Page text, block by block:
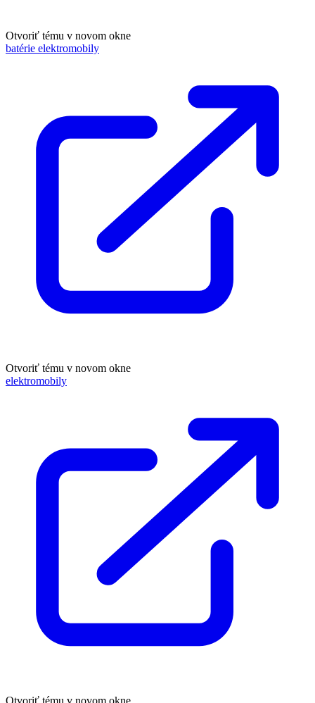
Otvoriť tému v novom okne
batérie elektromobily
Otvoriť tému v novom okne
elektromobily
Otvoriť tému v novom okne